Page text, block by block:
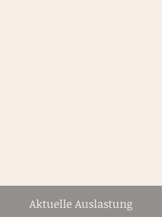
Aktuelle Auslastung